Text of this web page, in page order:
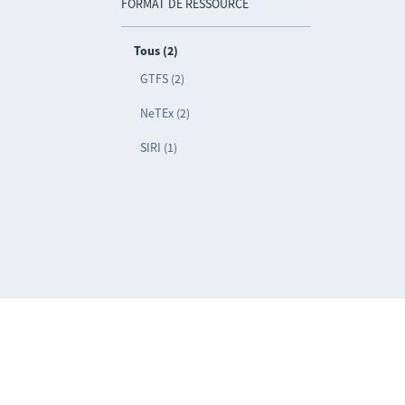
FORMAT DE RESSOURCE
Tous (2)
GTFS (2)
NeTEx (2)
SIRI (1)